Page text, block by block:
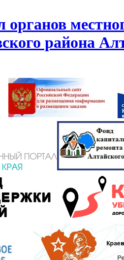
органов
района